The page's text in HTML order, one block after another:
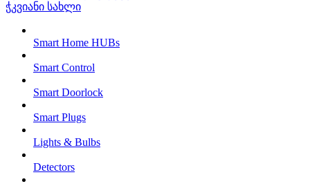
ჭკვიანი სახლი
Smart Home HUBs
Smart Control
Smart Doorlock
Smart Plugs
Lights & Bulbs
Detectors